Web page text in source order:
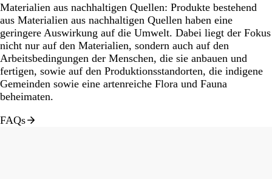
Materialien aus nachhaltigen Quellen: Produkte bestehend
aus Materialien aus nachhaltigen Quellen haben eine
geringere Auswirkung auf die Umwelt. Dabei liegt der Fokus
nicht nur auf den Materialien, sondern auch auf den
Arbeitsbedingungen der Menschen, die sie anbauen und
fertigen, sowie auf den Produktionsstandorten, die indigene
Gemeinden sowie eine artenreiche Flora und Fauna
beheimaten.
FAQs